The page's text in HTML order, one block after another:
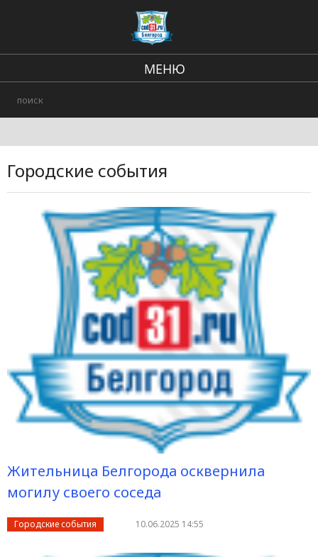
МЕНЮ
Городские события
Городские события
Жительница Белгорода осквернила
могилу своего соседа
Городские события 10.06.2025 14:55